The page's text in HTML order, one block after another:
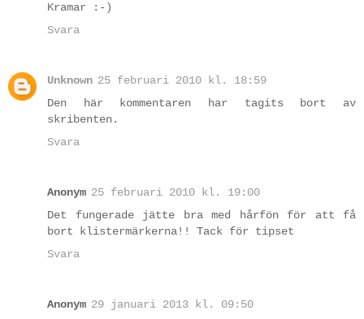
Kramar :-)
Svara
Unknown 25 februari 2010 kl. 18:59
Den här kommentaren har tagits bort av
skribenten.
Svara
Anonym 25 februari 2010 kl. 19:00
Det fungerade jätte bra med hårfön för att få
bort klistermärkerna!! Tack för tipset
Svara
Anonym 29 januari 2013 kl. 09:50